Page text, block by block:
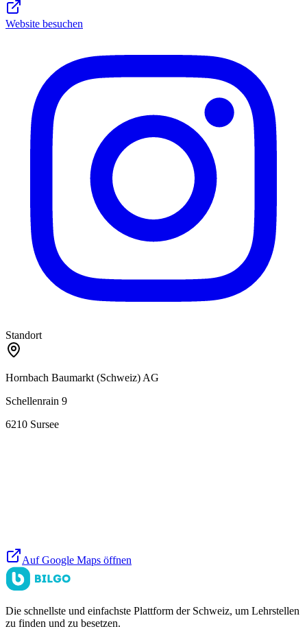
Website besuchen
Standort
Hornbach Baumarkt (Schweiz) AG
Schellenrain 9
6210 Sursee
Auf Google Maps öffnen
Die schnellste und einfachste Plattform der Schweiz, um Lehrstellen
zu finden und zu besetzen.